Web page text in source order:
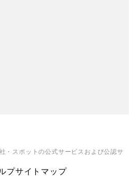
・スポットの公式サービスおよび公認サ
プサイトマップ